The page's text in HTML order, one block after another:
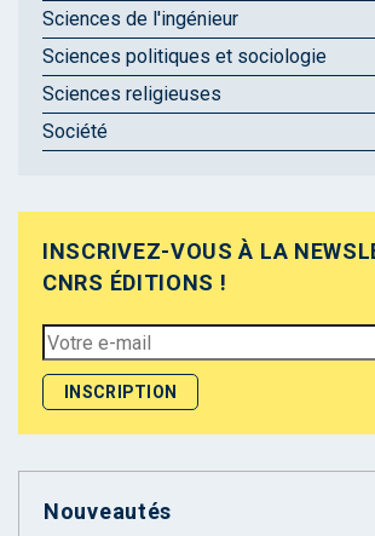
Sciences de l'ingénieur
Sciences politiques et sociologie
Sciences religieuses
Société
INSCRIVEZ-VOUS À LA
CNRS ÉDITIONS !
Nouveautés